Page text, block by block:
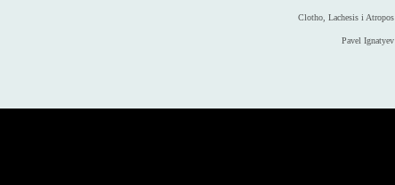
Clotho, Lachesis i Atropos
Pavel Ignatyev